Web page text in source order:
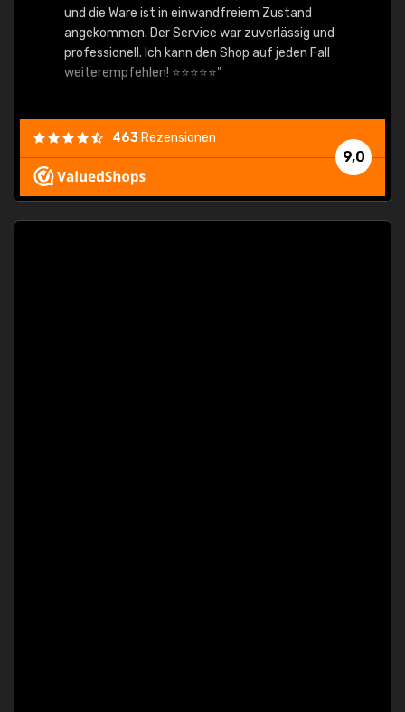
und die Ware ist in einwandfreiem Zustand
angekommen. Der Service war zuverlässig und
professionell. Ich kann den Shop auf jeden Fall
weiterempfehlen! ⭐⭐⭐⭐⭐"
9,0
463 Rezensionen